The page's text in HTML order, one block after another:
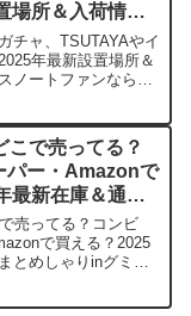
場所＆入荷情報
チャ、TSUTAYAやイ
年最新設置場所＆
ノートファンなら一
ャガチャの取扱店や
こで売ってる？
パー・Amazonで
最新在庫＆通販
売ってる？コンビ
で買える？2025
とめしゃりinグミの